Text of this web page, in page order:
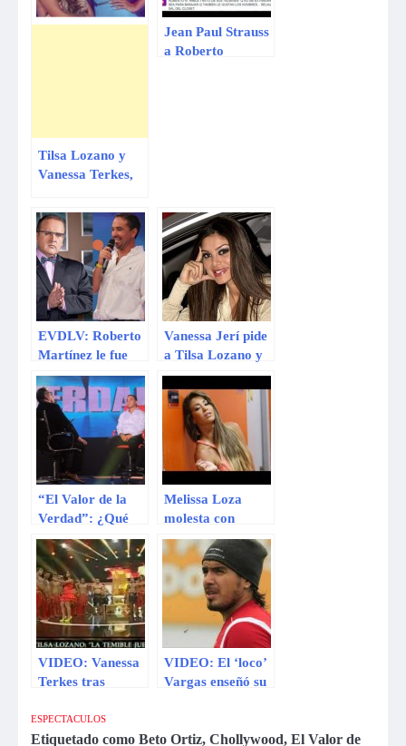
Tilsa Lozano y
Vanessa Terkes,
rivales?
Jean Paul Strauss
a Roberto
EVDLV: Roberto
Martínez le fue
infiel a Gisela con
Viviana
Rivasplata y
Metio su Chiquita
a Chola Chabuca
Vanessa Jerí pide
a Tilsa Lozano y
Vanessa Terkes
que no se
enfrenten
“El Valor de la
Verdad”: ¿Qué
preguntas
responderá
Roberto Martínez
en el sillón rojo?
Melissa Loza
molesta con
Roberto Martínez
por su
presentación en El
Valor de la
Verdad
VIDEO: Vanessa
Terkes tras
Lozano: Tiene el
corazón dolido
VIDEO: El ‘loco’
Vargas enseñó su
un antiguo
ESPECTACULOS
Etiquetado como Beto Ortiz, Chollywood, El Valor de